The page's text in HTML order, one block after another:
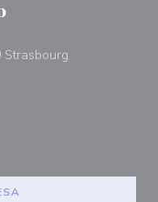
Strasbourg((abre en una